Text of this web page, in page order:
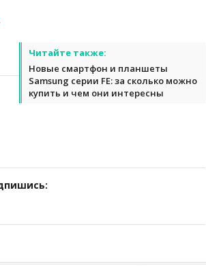
Читайте также:
Новые смартфон и планшеты
Samsung серии FE: за сколько можно
купить и чем они интересны